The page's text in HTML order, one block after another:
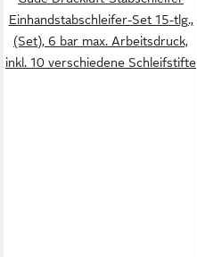
Einhandstabschleifer-Set 15-tlg.,
(Set), 6 bar max. Arbeitsdruck,
inkl. 10 verschiedene Schleifstifte